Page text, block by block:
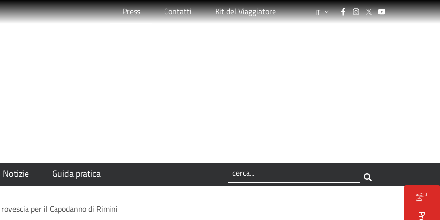
PressAttivo Contatti Kit del Viaggiatore LANGUAGE SWITCHER: CURRENT
IT Facebook
Instagram
TwitterYouTube
Notizie Guida pratica
per il Capodanno di Rimini